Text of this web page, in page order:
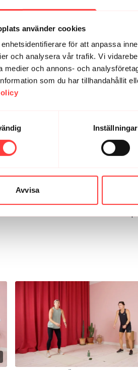
använder cookies
för att anpassa
och analysera vår trafik. Vi
medier och annons- och
som du har tillhandahållit
Inställningar
Avvisa
önskat ett lika flåsigt och härligt
stark på länge!!
omgången i detta pass. Annars ett
brukar kombinera detta med ert